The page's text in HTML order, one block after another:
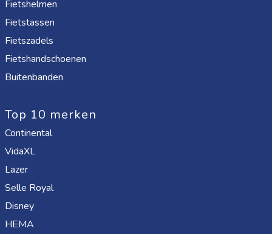
Fietshelmen
Fietstassen
Fietszadels
Fietshandschoenen
Buitenbanden
Top 10 merken
Continental
VidaXL
Lazer
Selle Royal
Disney
HEMA